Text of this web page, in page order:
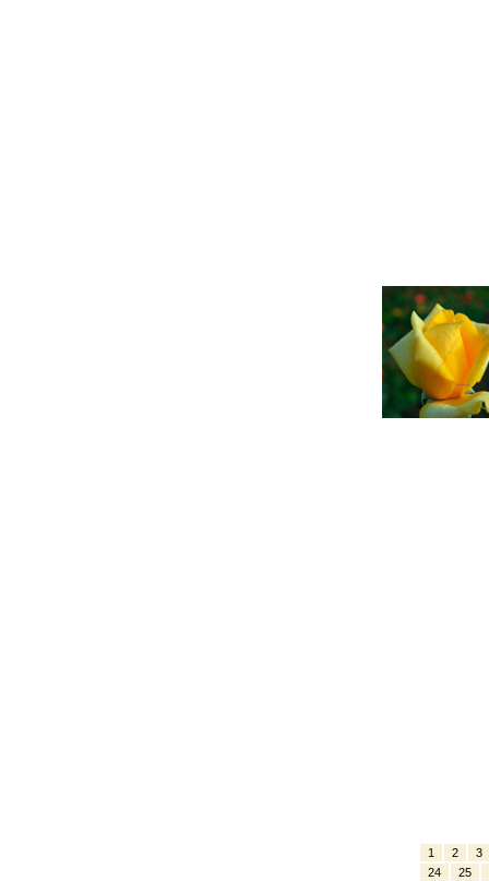
1 2
3
24
25